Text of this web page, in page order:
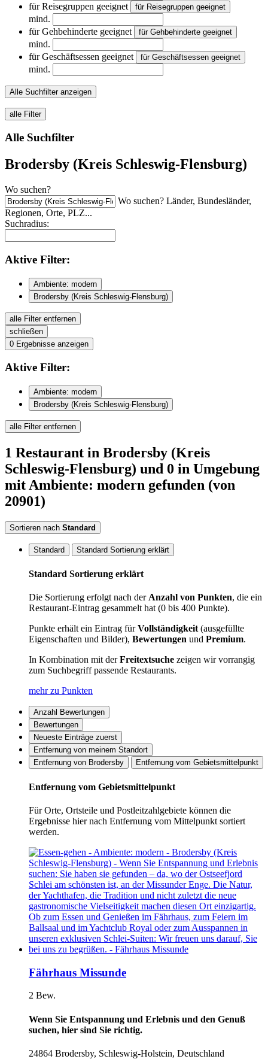
für Reisegruppen geeignet
für Reisegruppen geeignet
mind.
für Gehbehinderte geeignet
für Gehbehinderte geeignet
mind.
für Geschäftsessen geeignet
für Geschäftsessen geeignet
mind.
Alle Suchfilter anzeigen
alle Filter
Alle Suchfilter
Brodersby (Kreis Schleswig-Flensburg)
Wo suchen?
Wo suchen? Länder, Bundesländer,
Regionen, Orte, PLZ...
Suchradius:
Aktive Filter:
Ambiente: modern
Brodersby (Kreis Schleswig-Flensburg)
alle Filter entfernen
schließen
0 Ergebnisse anzeigen
Aktive Filter:
Ambiente: modern
Brodersby (Kreis Schleswig-Flensburg)
alle Filter entfernen
1 Restaurant in Brodersby (Kreis
Schleswig-Flensburg) und 0 in Umgebung
mit Ambiente: modern gefunden (von
20901)
Sortieren nach Standard
Standard Standard Sortierung erklärt
Standard Sortierung erklärt
Die Sortierung erfolgt nach derAnzahl von Punkten, die ein
Restaurant-Eintrag gesammelt hat (0 bis 400 Punkte).
Punkte erhält ein Eintrag fürVollständigkeit(ausgefüllte
Eigenschaften und Bilder), Bewertungen und Premium.
In Kombination mit derFreitextsuche zeigen wir vorrangig
zum Suchbegriff passende Restaurants.
mehr zu Punkten
Anzahl Bewertungen
Bewertungen
Neueste Einträge zuerst
Entfernung von meinem Standort
Entfernung von Brodersby
Entfernung vom Gebietsmittelpunkt
Entfernung vom Gebietsmittelpunkt
Für Orte, Ortsteile und Postleitzahlgebiete können die
Ergebnisse hier nach Entfernung vom Mittelpunkt sortiert
werden.
Fährhaus Missunde
2 Bew.
Wenn Sie Entspannung und Erlebnis und den Genuß
suchen, hier sind Sie richtig.
24864 Brodersby, Schleswig-Holstein, Deutschland